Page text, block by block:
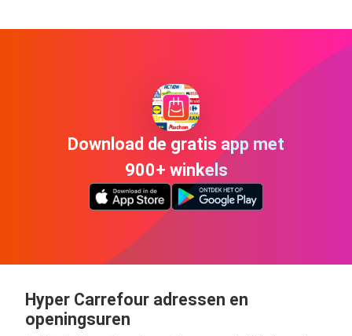
Download de gratis app met
900+ winkels
Hyper Carrefour adressen en
openingsuren